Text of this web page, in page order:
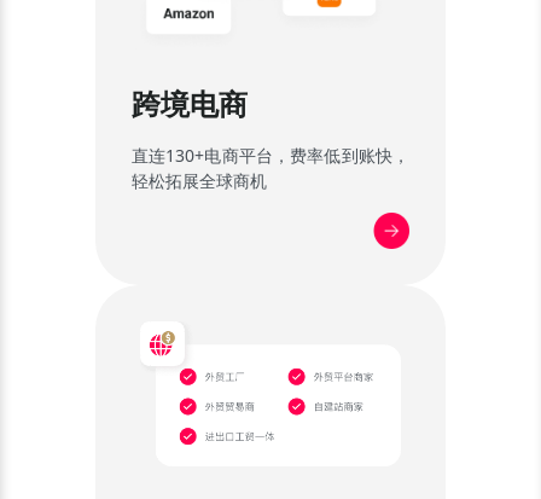
跨境电商
直连130+电商平台，费率低到账快，
轻松拓展全球商机